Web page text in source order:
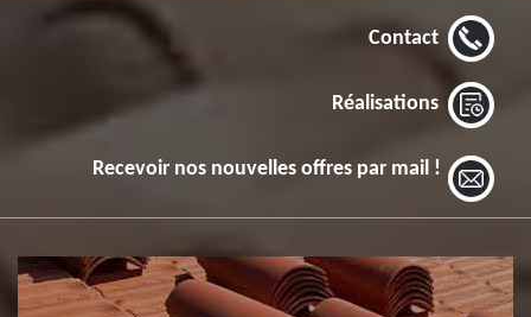
Contact
Réalisations
Recevoir nos nouvelles offres par mail !